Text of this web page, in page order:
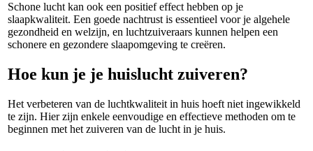
Schone lucht kan ook een positief effect hebben op je
slaapkwaliteit. Een goede nachtrust is essentieel voor je algehele
gezondheid en welzijn, en luchtzuiveraars kunnen helpen een
schonere en gezondere slaapomgeving te creëren.
Hoe kun je je huislucht zuiveren?
Het verbeteren van de luchtkwaliteit in huis hoeft niet ingewikkeld
te zijn. Hier zijn enkele eenvoudige en effectieve methoden om te
beginnen met het zuiveren van de lucht in je huis.